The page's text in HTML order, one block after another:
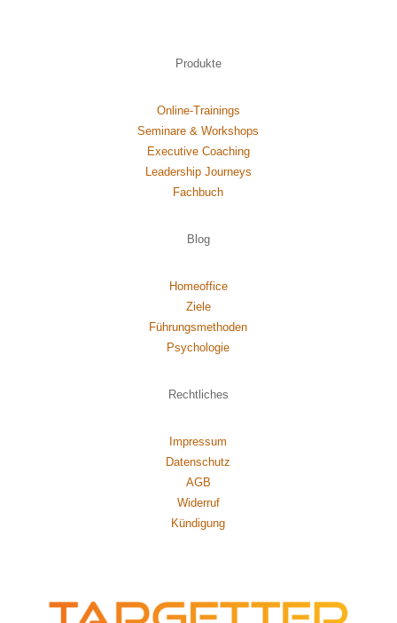
Produkte
Online-Trainings
Seminare & Workshops
Executive Coaching
Leadership Journeys
Fachbuch
Blog
Homeoffice
Ziele
Führungsmethoden
Psychologie
Rechtliches
Impressum
Datenschutz
AGB
Widerruf
Kündigung